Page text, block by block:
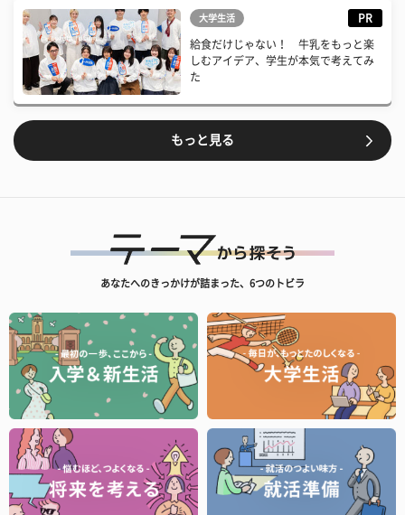
大学生活 PR
給食だけじゃない！ 牛乳をもっと楽
しむアイデア、学生が本気で考えてみ
た
もっと見る
あなたへのきっかけが詰まった、6つのトビラ